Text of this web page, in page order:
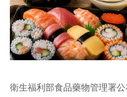
衛生福利部食品藥物管理署